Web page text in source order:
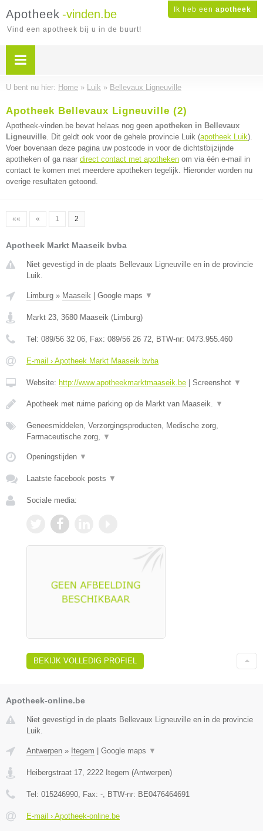
Ik heb een apotheek
Apotheek -vinden.be
Vind een apotheek bij u in de buurt!
U bent nu hier: Home » Luik » Bellevaux Ligneuville
Apotheek Bellevaux Ligneuville (2)
Apotheek-vinden.be bevat helaas nog geen apotheken in Bellevaux
Ligneuville. Dit geldt ook voor de gehele provincie Luik (apotheek Luik).
Voer bovenaan deze pagina uw postcode in voor de dichtstbijzijnde
apotheken of ga naar direct contact met apotheken om via één e-mail in
contact te komen met meerdere apotheken tegelijk. Hieronder worden nu
overige resultaten getoond.
«« « 1 2
Apotheek Markt Maaseik bvba
Niet gevestigd in de plaats Bellevaux Ligneuville en in de provincie
Luik.
Limburg » Maaseik Google maps ▼
Markt 23, 3680 Maaseik (Limburg)
Tel: 089/56 32 06, Fax: 089/56 26 72, BTW-nr: 0473.955.460
E-mail › Apotheek Markt Maaseik bvba
Website: http://www.apotheekmarktmaaseik.be Screenshot ▼
Apotheek met ruime parking op de Markt van Maaseik. ▼
Geneesmiddelen, Verzorgingsproducten, Medische zorg,
Farmaceutische zorg, ▼
Openingstijden ▼
Laatste facebook posts ▼
Sociale media:
BEKIJK VOLLEDIG PROFIEL
Apotheek-online.be
Niet gevestigd in de plaats Bellevaux Ligneuville en in de provincie
Luik.
Antwerpen » Itegem | Google maps ▼
Heibergstraat 17 2222 Itegem (Antwerpen)
Tel: 015246990 , Fax: - , BTW-nr: BE0476464691
E-mail › Apotheek-online.be